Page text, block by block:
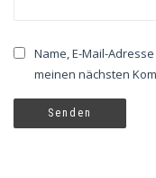
Name, E-Mail-
meinen nächsten